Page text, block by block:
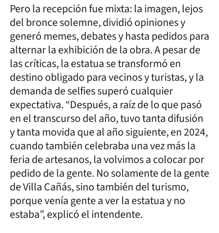
Pero la recepción fue mixta: la imagen, lejos
del bronce solemne, dividió opiniones y
generó memes, debates y hasta pedidos para
alternar la exhibición de la obra. A pesar de
las críticas, la estatua se transformó en
destino obligado para vecinos y turistas, y la
demanda de selfies superó cualquier
expectativa. “Después, a raíz de lo que pasó
en el transcurso del año, tuvo tanta difusión
y tanta movida que al año siguiente, en 2024,
cuando también celebraba una vez más la
feria de artesanos, la volvimos a colocar por
pedido de la gente. No solamente de la gente
de Villa Cañás, sino también del turismo,
porque venía gente a ver la estatua y no
estaba”, explicó el intendente.